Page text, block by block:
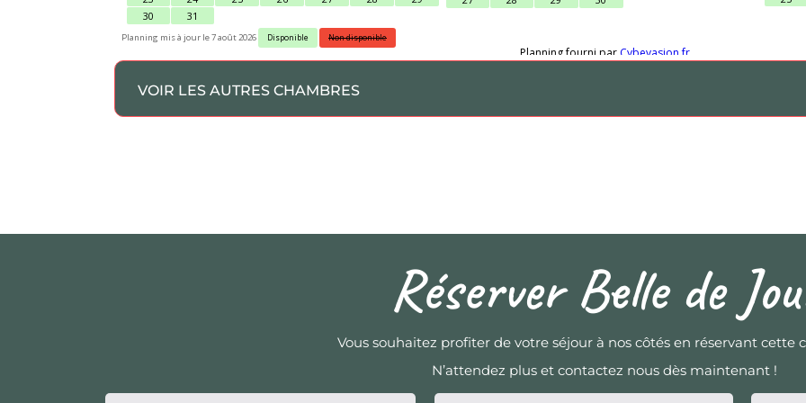
VOIR LES AUTRES CHAMBRES
Réserver Belle de
Vous souhaitez profiter de votre séjour à nos côtés en réservant cette
N’attendez plus et contactez nous dès maintenant !